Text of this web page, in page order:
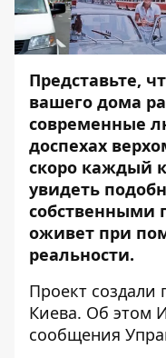
Представьте,
вашего дома
современные
доспехах
скоро каждый
увидеть
собственными
оживет при
реальности.
Проект создали
Киева. Об этом
сообщения